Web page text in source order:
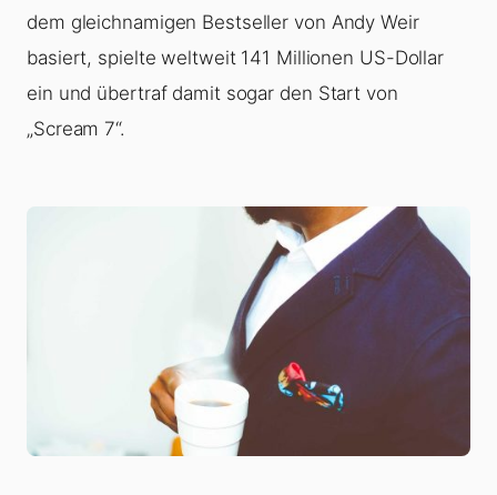
dem gleichnamigen Bestseller von Andy Weir
basiert, spielte weltweit 141 Millionen US-Dollar
ein und übertraf damit sogar den Start von
„Scream 7“.